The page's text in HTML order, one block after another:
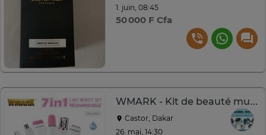
1. juin, 08:45
50 000 F Cfa
WMARK - Kit de beauté multifonction tout-en-un 7 en 1
Castor, Dakar
26. mai, 14:30